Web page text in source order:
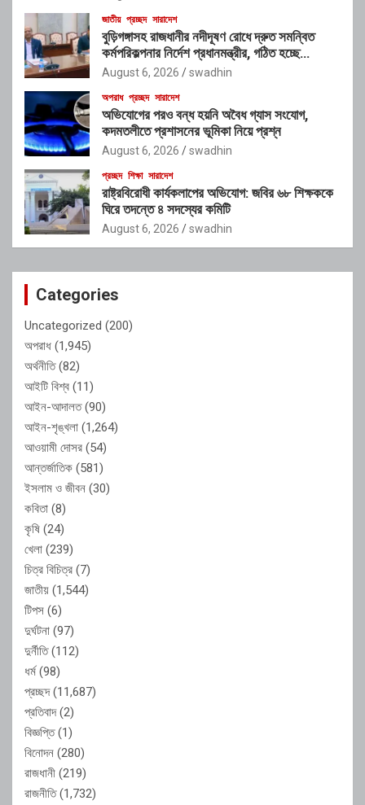
জাতীয় প্রচ্ছদ সারাদেশ
বুড়িগঙ্গাসহ রাজধানীর নদীদূষণ রোধে দ্রুত সমন্বিত
কর্মপরিকল্পনার নির্দেশ প্রধানমন্ত্রীর, গঠিত হচ্ছে
আন্তঃসংস্থা সমন্বয় কমিটি
August 6, 2026 swadhin
অপরাধ প্রচ্ছদ সারাদেশ
অভিযোগের পরও বন্ধ হয়নি অবৈধ গ্যাস সংযোগ,
কদমতলীতে প্রশাসনের ভূমিকা নিয়ে প্রশ্ন
August 6, 2026 swadhin
প্রচ্ছদ শিক্ষা সারাদেশ
রাষ্ট্রবিরোধী কার্যকলাপের অভিযোগ: জবির ৬৮ শিক্ষককে
ঘিরে তদন্তে ৪ সদস্যের কমিটি
August 6, 2026 swadhin
Categories
Uncategorized (200)
অপরাধ (1,945)
অর্থনীতি(82)
আইটি বিশ্ব (11)
আইন-আদালত(90)
আইন-শৃঙ্খলা (1,264)
আওয়ামী দোসর (54)
আন্তর্জাতিক (581)
ইসলাম ও জীবন (30)
কবিতা (8)
কৃষি (24)
খেলা (239)
চিত্র বিচিত্র (7)
জাতীয় (1,544)
টিপস (6)
দুর্ঘটনা (97)
দুর্নীতি(112)
ধর্ম(98)
প্রচ্ছদ(11,687)
প্রতিবাদ(2)
বিজ্ঞপ্তি(1)
বিনোদন (280)
রাজধানী (219)
রাজনীতি(1,732)